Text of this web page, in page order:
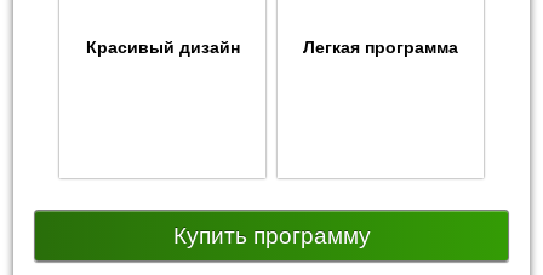
Красивый дизайн Легкая программа
Купить программу